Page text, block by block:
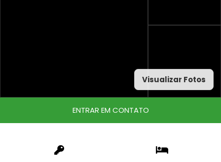
Visualizar Fotos
ENTRAR EM CONTATO